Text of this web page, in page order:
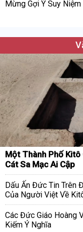
Mừng Gợi Ý Suy
Một Thành Phố
Cát Sa Mạc Ai Cập
Dấu Ấn Đức Tin Trên
Của Người Việt Về
Các Đức Giáo Hoàng
Kiếm Ý Nghĩa